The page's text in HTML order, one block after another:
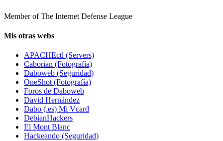
Member of The Internet Defense League
Mis otras webs
APACHEctl (Servers)
Caborian (Fotografía)
Daboweb (Seguridad)
OneShot (Fotografía)
Foros de Daboweb
David Hernández
Dabo (.es) Mi Vcard
DebianHackers
El Mont Blanc
Hackeando (Seguridad)